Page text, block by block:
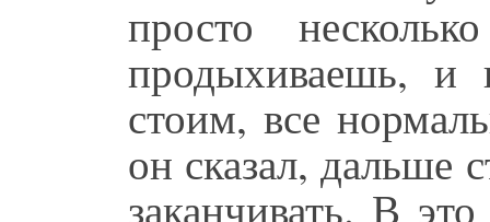
просто
продыхиваешь, и
стоим, все
он сказал, дальше
заканчивать. В